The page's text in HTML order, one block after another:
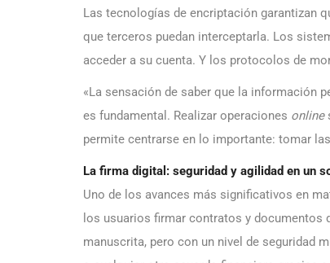
Las tecnologías de encriptación garantizan
que terceros puedan interceptarla. Los
acceder a su cuenta. Y los protocolos de
«La sensación de saber que la información
es fundamental. Realizar operaciones online
permite centrarse en lo importante: tomar
La firma digital: seguridad y agilidad en un
Uno de los avances más significativos en
los usuarios firmar contratos y documentos
manuscrita, pero con un nivel de seguridad